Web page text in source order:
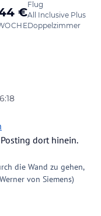
Reise nach Ägypten ins
nicht klar.
von TUI sind klar. Da
roomDZX1", dazu
günstigere
(Gartenblick)7AE
oder Eco-Room,
bzw. bedeutet? Konnte
finden.
dort hinein.
die Wand zu gehen,
von Siemens)